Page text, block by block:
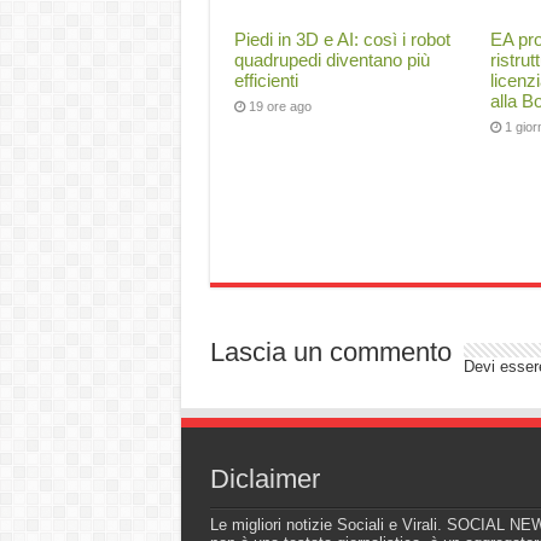
Piedi in 3D e AI: così i robot
quadrupedi diventano più
efficienti
19 ore ago
EA
alla
1
Lascia un commento Devi
Diclaimer
Le migliori notizie Sociali e Virali. SOCIAL